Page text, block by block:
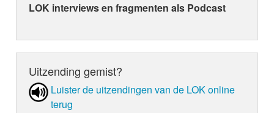
LOK interviews en fragmenten als Podcast
Uitzending gemist?
Luister de uit­zen­din­gen van de LOK online
terug